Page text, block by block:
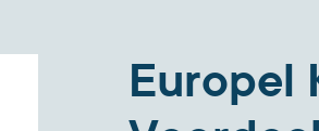
Europel